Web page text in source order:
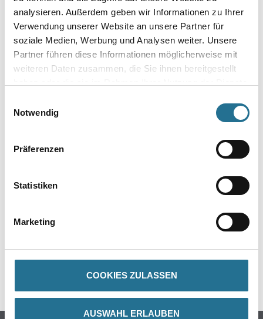
analysieren. Außerdem geben wir Informationen zu Ihrer
Verwendung unserer Website an unsere Partner für
soziale Medien, Werbung und Analysen weiter. Unsere
Partner führen diese Informationen möglicherweise mit
weiteren Daten zusammen, die Sie ihnen bereitgestellt
Notwendig
Präferenzen
Statistiken
Marketing
COOKIES ZULASSEN
AUSWAHL ERLAUBEN
Umrechnungsfaktoren
PRODUKTEIGENSCHAFTEN
ZUSATZINFOS
GEFAHRENHINWEISE
SPEZIFIKATIONEN